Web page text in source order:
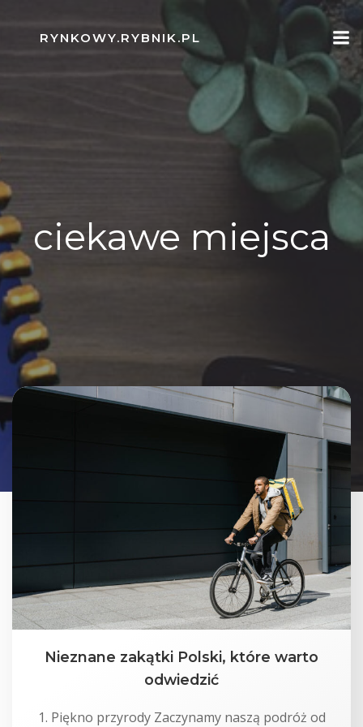
content
RYNKOWY.RYBNIK.PL
ciekawe miejsca
Nieznane zakątki Polski, które warto
odwiedzić
1. Piękno przyrody Zaczynamy naszą podróż od